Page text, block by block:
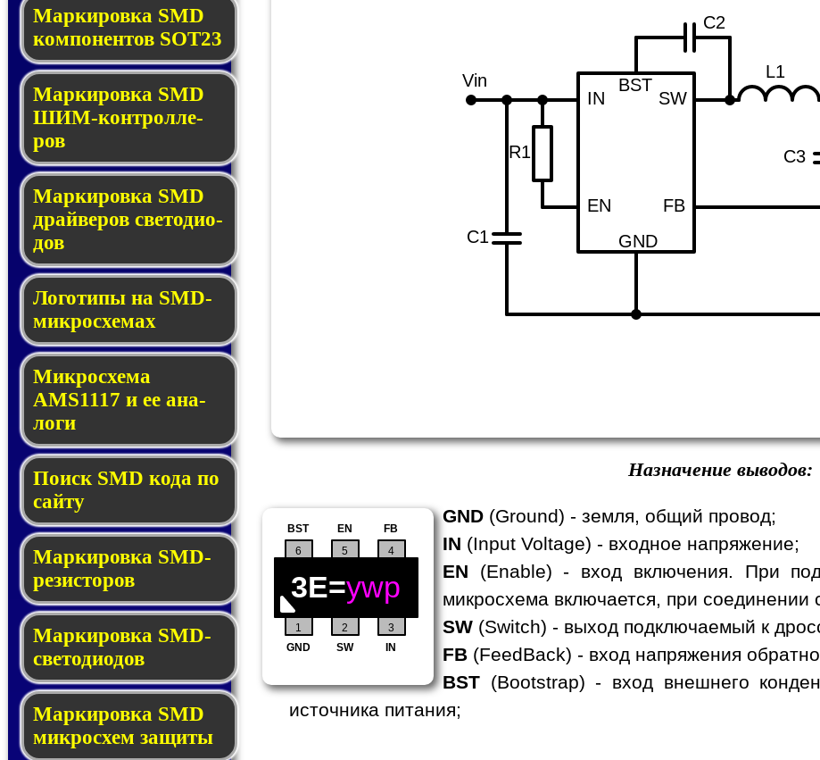
Маркировка SMD
ком­по­нен­тов SOT23
Маркировка SMD
ШИМ-кон­трол­ле­
ров
Маркировка SMD
драй­ве­ров све­то­ди­о­
дов
Логотипы на SMD-
мик­ро­схе­мах
Микросхема
AMS1117 и ее ана­
ло­ги
Поиск SMD ко­да по
сай­ту
Маркировка SMD-
ре­зис­то­ров
Маркировка SMD-
све­то­дио­дов
Мар­ки­ров­ка SMD
мик­рос­хем защиты
C1
L1
Vin
IN
EN
SW
FB
GND
BST
C2
R1 C3
Назначение выводов:
1 2 3
4
GND SW IN
FB
EN
5
6
BST
3E=ywp
GND (Ground) - земля, общий провод;
IN (Input Voltage) - входное напряжение;
EN (Enable) - вход включения. При
микросхема включается, при соединении
SW (Switch) - выход подключаемый к
FB (FeedBack) - вход напряжения
BST (Bootstrap) - вход внешнего
источника питания;